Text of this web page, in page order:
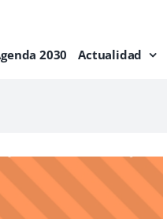
2030 Actualidad